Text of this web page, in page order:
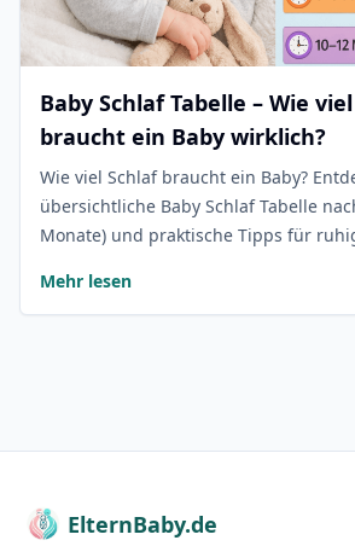
Baby Schlaf Tabelle – Wie
braucht ein Baby wirklich?
Wie viel Schlaf braucht ein Baby?
übersichtliche Baby Schlaf Tabelle
Monate) und praktische Tipps für
Mehr lesen
ElternBaby.de